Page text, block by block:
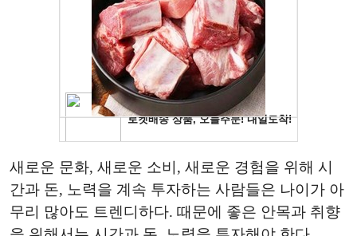
새로운 문화, 새로운 소비, 새로운 경험을 위해 시
간과 돈, 노력을 계속 투자하는 사람들은 나이가 아
무리 많아도 트렌디하다. 때문에 좋은 안목과 취향